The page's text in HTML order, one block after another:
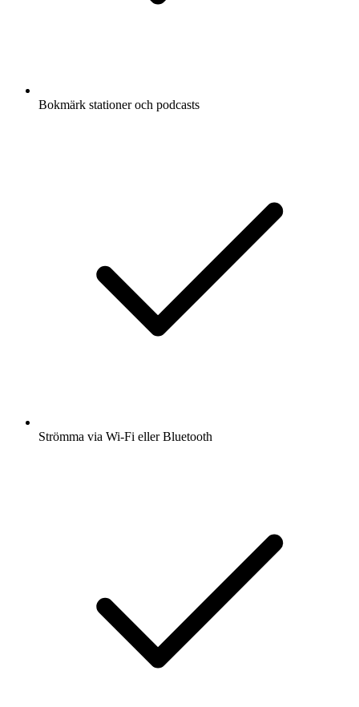
Bokmärk stationer och podcasts
Strömma via Wi-Fi eller Bluetooth